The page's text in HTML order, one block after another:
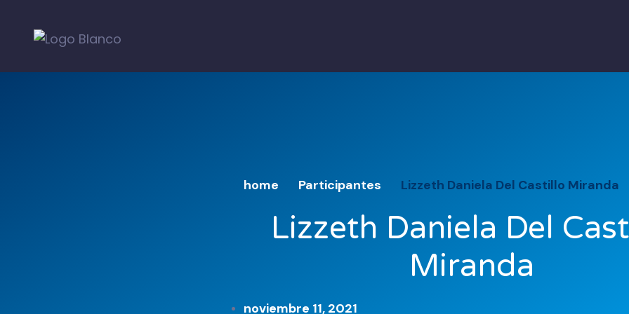
home Participantes Lizzeth Daniela Del Castillo Miranda
Lizzeth Daniela Del
Miranda
noviembre 11, 2021